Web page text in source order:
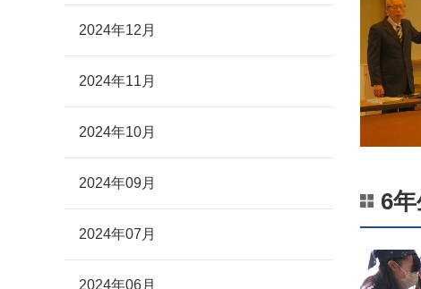
6
2024年12月
2024年11月
2024年10月
2024年09月
2024年07月
2024年06月